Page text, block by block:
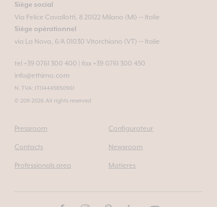
Siège social
Via Felice Cavallotti, 8 20122 Milano (MI) — Italie
Siège opérationnel
via La Nova, 6/A 01030 Vitorchiano (VT) — Italie
tel +39 0761 300 400
fax +39 0761 300 450
info@ethimo.com
N. TVA: IT04445850961
© 2011-2026 All rights reserved
Pressroom Configurateur
Contacts Newsroom
Professionals area Matieres